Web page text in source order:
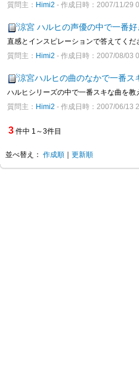
質問主： Himi2 - 作成日時：2007/11/29
涼宮 ハルヒの声優の中で一番
直感とインスピレーションで答えてく
質問主： Himi2 - 作成日時：2007/08/03
涼宮ハルヒの曲のなかで一番ス
ハルヒシリーズの中で一番スキな曲を
質問主： Himi2 - 作成日時：2007/06/13
3 件中 1～3件目
並べ替え： 作成順 更新順